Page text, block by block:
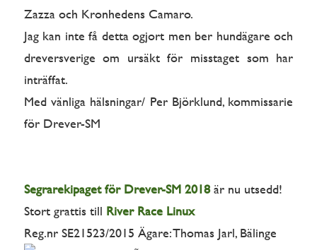
Zazza och Kronhedens Camaro.
Jag kan inte få detta ogjort men ber hundägare och
dreversverige om ursäkt för misstaget som har
inträffat.
Med vänliga hälsningar/ Per Björklund, kommissarie
för Drever-SM
Segrarekipaget för Drever-SM 2018är nu utsedd!
Stort grattis till River Race Linux
Reg.nr SE21523/2015 Ägare: Thomas Jarl, Bälinge